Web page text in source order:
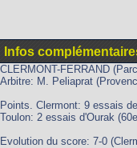
Infos
CLERMONT-FERRAND
Arbitre: M. Peliaprat
Points. Clermont: 9 essais
Toulon: 2 essais d'Ourak
Evolution du score: 7-0